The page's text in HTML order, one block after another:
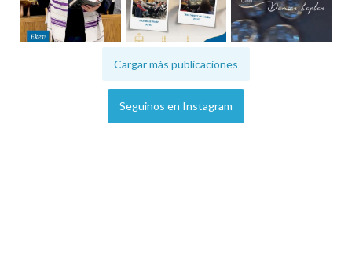
Cargar más publicaciones
Seguinos en Instagram